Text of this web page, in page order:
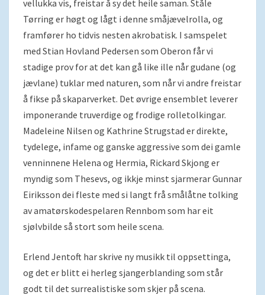
vellukka vis, freistar å sy det heile saman. Ståle
Tørring er høgt og lågt i denne småjævelrolla, og
framfører ho tidvis nesten akrobatisk. I samspelet
med Stian Hovland Pedersen som Oberon får vi
stadige prov for at det kan gå like ille når gudane (og
jævlane) tuklar med naturen, som når vi andre freistar
å fikse på skaparverket. Det øvrige ensemblet leverer
imponerande truverdige og frodige rolletolkingar.
Madeleine Nilsen og Kathrine Strugstad er direkte,
tydelege, infame og ganske aggressive som dei gamle
venninnene Helena og Hermia, Rickard Skjong er
myndig som Thesevs, og ikkje minst sjarmerar Gunnar
Eiriksson dei fleste med si langt frå smålåtne tolking
av amatørskodespelaren Rennbom som har eit
sjølvbilde så stort som heile scena.
Erlend Jentoft har skrive ny musikk til oppsettinga,
og det er blitt ei herleg sjangerblanding som står
godt til det surrealistiske som skjer på scena.